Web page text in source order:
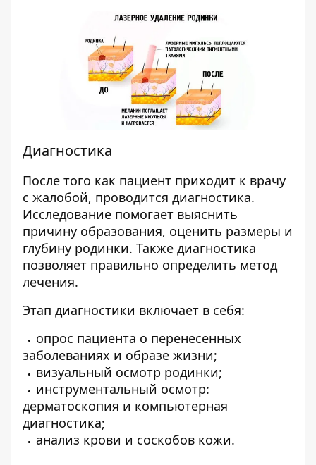
Диагностика
После того как пациент приходит к врачу
с жалобой, проводится диагностика.
Исследование помогает выяснить
причину образования, оценить размеры и
глубину родинки. Также диагностика
позволяет правильно определить метод
лечения.
Этап диагностики включает в себя:
опрос пациента о перенесенных
заболеваниях и образе жизни;
визуальный осмотр родинки;
инструментальный осмотр:
дерматоскопия и компьютерная
диагностика;
анализ крови и соскобов кожи.